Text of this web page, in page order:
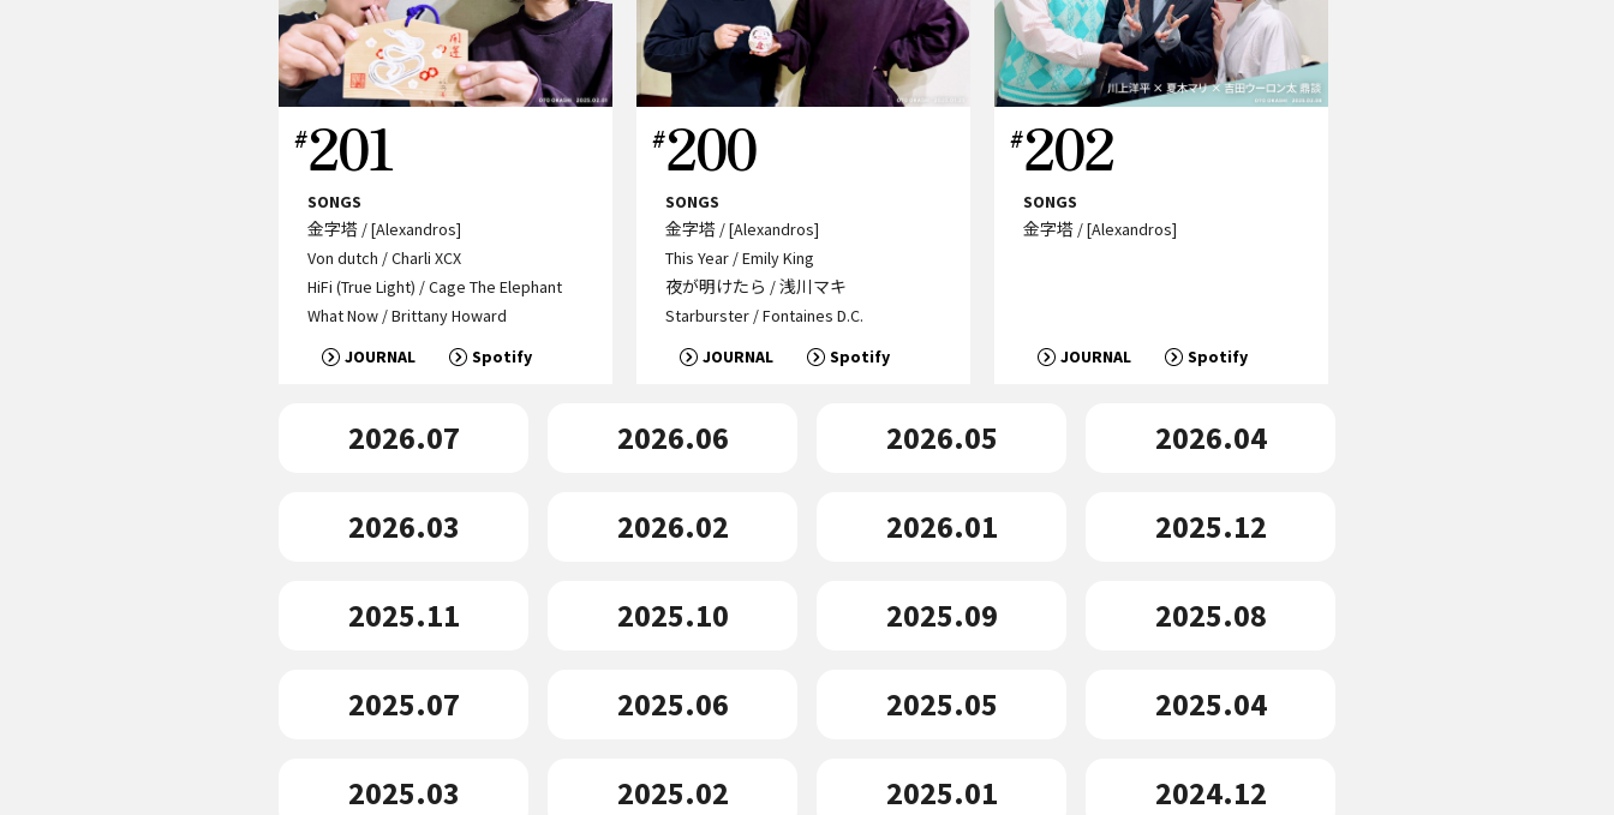
201
SONGS
金字塔 / [Alexandros]
Von dutch / Charli XCX
HiFi (True Light) / Cage The Elephant
What Now / Brittany Howard
JOURNAL
Spotify
200
SONGS
金字塔 / [Alexandros]
This Year / Emily King
夜が明けたら / 浅川マキ
Starburster / Fontaines D.C.
JOURNAL
Spotify
202
SONGS
金字塔 / [Alexandros]
JOURNAL Spotify
2026.07 2026.06 2026.05 2026.04
2026.03 2026.02 2026.01 2025.12
2025.11 2025.10 2025.09 2025.08
2025.07 2025.06 2025.05 2025.04
2025.03 2025.02 2025.01 2024.12